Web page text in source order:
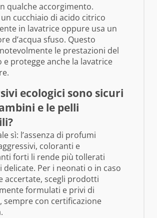
qualche accorgimento.
cucchiaio di acido citrico
in lavatrice oppure usa un
d’acqua sfuso. Questo
le prestazioni del
e protegge anche la lavatrice
ecologici sono sicuri
e le pelli
sì: l’assenza di profumi
coloranti e
forti li rende più tollerati
delicate. Per i neonati o in caso
accertate, scegli prodotti
formulati e privi di
sempre con certificazione